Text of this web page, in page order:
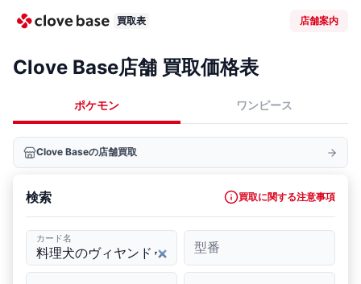
買取表 店舗案内
Clove Base店舗 買取価格表
ポケモン ワンピース
Clove Baseの店舗買取
検索 買取に関する注意事項
カード名
型番